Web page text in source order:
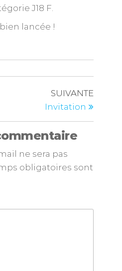
J18 F.
lancée !
SUIVANTE
Invitation
ne sera pas
obligatoires sont